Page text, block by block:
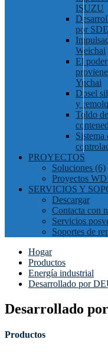
ISUZU
por
Weichai
El poder
Yuchai
Dosel
y
Toldo de
Sistema
PROYECTOS
Soluciones (6)
Proyectos
SERVICIOS Y
Descargar
Contacta con
Servicios
Soportes de
Hogar
Productos
Energía industrial
Desarrollado por
Desarrollado
Productos